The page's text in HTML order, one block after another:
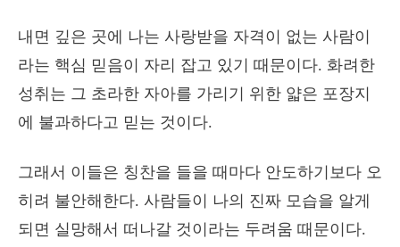
내면 깊은 곳에 나는 사랑받을 자격이 없는 사람이
라는 핵심 믿음이 자리 잡고 있기 때문이다. 화려한
성취는 그 초라한 자아를 가리기 위한 얇은 포장지
에 불과하다고 믿는 것이다.
그래서 이들은 칭찬을 들을 때마다 안도하기보다 오
히려 불안해한다. 사람들이 나의 진짜 모습을 알게
되면 실망해서 떠나갈 것이라는 두려움 때문이다.